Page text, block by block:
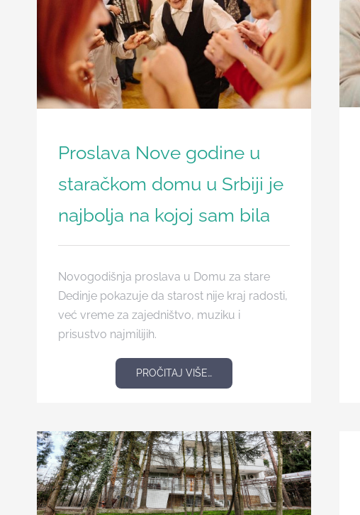
Članci
Proslava Nove godine u
staračkom domu u Srbiji je
najbolja na kojoj sam bila
Novogodišnja proslava u Domu za stare
Dedinje pokazuje da starost nije kraj radosti,
već vreme za zajedništvo, muziku i
prisustvo najmilijih.
PROČITAJ VIŠE…
pocetna